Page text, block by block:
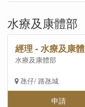
水療及康體部
經理 - 水療及康體
水療及康體部
氹仔/ 路氹城
申請